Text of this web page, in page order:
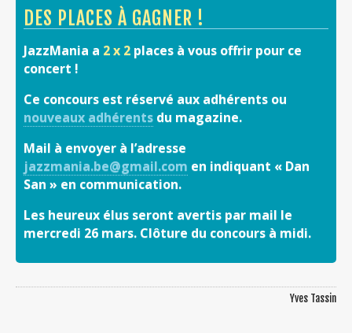
DES PLACES À GAGNER !
JazzMania a 2 x 2 places à vous offrir pour ce
concert !
Ce concours est réservé aux adhérents ou
nouveaux adhérents du magazine.
Mail à envoyer à l’adresse
jazzmania.be@gmail.com en indiquant « Dan
San » en communication.
Les heureux élus seront avertis par mail le
mercredi 26 mars. Clôture du concours à midi.
Yves Tassin